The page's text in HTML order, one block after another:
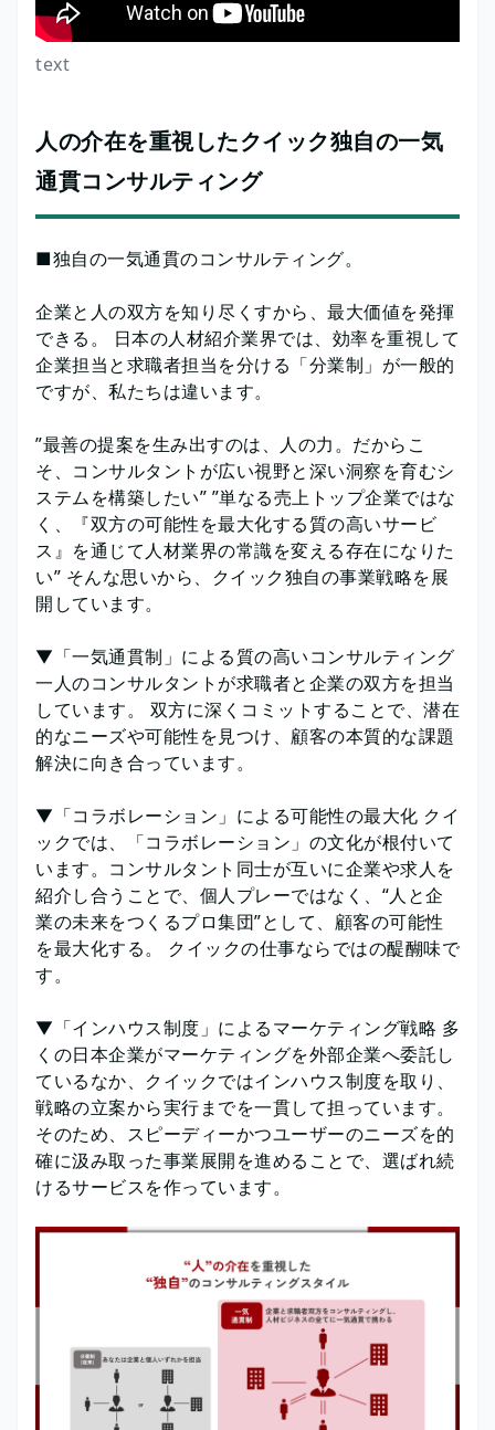
text
人の介在を重視したクイック独自の一気
通貫コンサルティング
■独自の一気通貫のコンサルティング。
企業と人の双方を知り尽くすから、最大価値を発揮
できる。 日本の人材紹介業界では、効率を重視して
企業担当と求職者担当を分ける「分業制」が一般的
ですが、私たちは違います。
”最善の提案を生み出すのは、人の力。だからこ
そ、コンサルタントが広い視野と深い洞察を育むシ
ステムを構築したい” ”単なる売上トップ企業ではな
く、『双方の可能性を最大化する質の高いサービ
ス』を通じて人材業界の常識を変える存在になりた
い” そんな思いから、クイック独自の事業戦略を展
開しています。
▼「一気通貫制」による質の高いコンサルティング
一人のコンサルタントが求職者と企業の双方を担当
しています。 双方に深くコミットすることで、潜在
的なニーズや可能性を見つけ、顧客の本質的な課題
解決に向き合っています。
▼「コラボレーション」による可能性の最大化 クイ
ックでは、「コラボレーション」の文化が根付いて
います。コンサルタント同士が互いに企業や求人を
紹介し合うことで、個人プレーではなく、“人と企
業の未来をつくるプロ集団”として、顧客の可能性
を最大化する。 クイックの仕事ならではの醍醐味で
す。
▼「インハウス制度」によるマーケティング戦略 多
くの日本企業がマーケティングを外部企業へ委託し
ているなか、クイックではインハウス制度を取り、
戦略の立案から実行までを一貫して担っています。
そのため、スピーディーかつユーザーのニーズを的
確に汲み取った事業展開を進めることで、選ばれ続
けるサービスを作っています。